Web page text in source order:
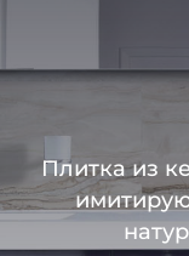
Плитка из